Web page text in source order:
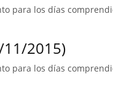
para los días
11/2015)
para los días